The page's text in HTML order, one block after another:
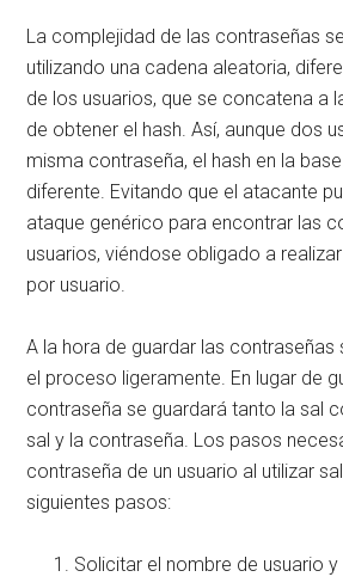
La complejidad de las contraseñas
utilizando una cadena aleatoria,
de los usuarios, que se concatena a
de obtener el hash. Así, aunque dos
misma contraseña, el hash en la
diferente. Evitando que el atacante
ataque genérico para encontrar las
usuarios, viéndose obligado a
por usuario.
A la hora de guardar las
el proceso ligeramente. En lugar de
contraseña se guardará tanto la sal
sal y la contraseña. Los pasos
contraseña de un usuario al utilizar
siguientes pasos:
Solicitar el nombre de usuario